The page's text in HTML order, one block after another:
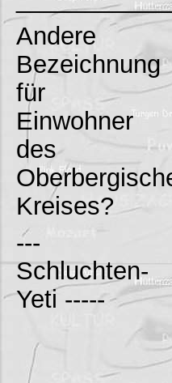
Andere
Bezeichnung
für
Einwohner
des
Kreises?
---
Schluchten-
Yeti -----